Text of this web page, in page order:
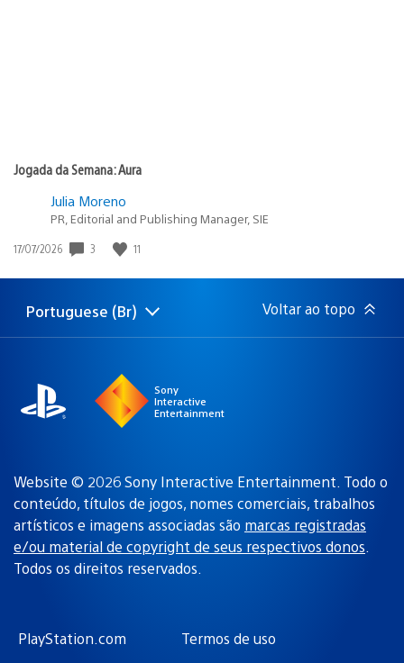
Jogada da Semana: Aura
Julia Moreno
PR, Editorial and Publishing Manager, SIE
Data
publicação:
17/07/2026 3 11
Selecione
uma
Região
atual:
Portuguese (Br) Voltar ao topo
Sony
Interactive
Entertainment
Website © 2026 Sony Interactive Entertainment. Todo o
conteúdo, títulos de jogos, nomes comerciais, trabalhos
artísticos e imagens associadas são marcas registradas
e/ou material de copyright de seus respectivos donos.
Todos os direitos reservados.
PlayStation.com
Termos de uso